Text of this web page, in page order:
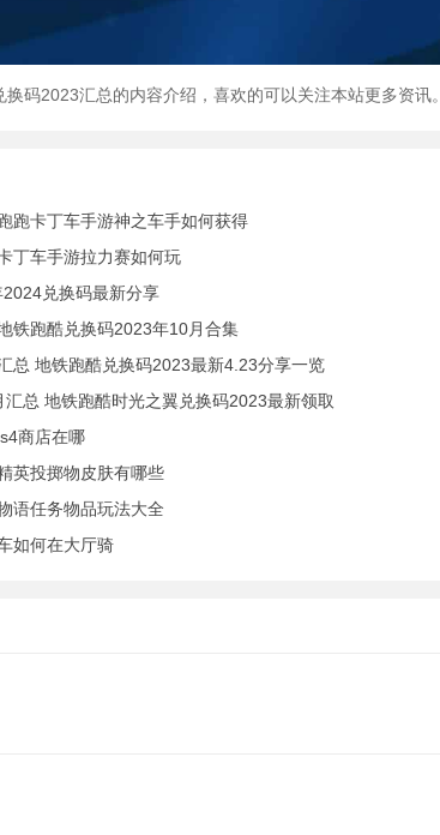
2023汇总的内容介绍，喜欢的可以关注本站更多资讯。
跑卡丁车手游神之车手如何获得
丁车手游拉力赛如何玩
兑换码最新分享
铁跑酷兑换码2023年10月合集
总 地铁跑酷兑换码2023最新4.23分享一览
总 地铁跑酷时光之翼兑换码2023最新领取
商店在哪
英投掷物皮肤有哪些
语任务物品玩法大全
如何在大厅骑